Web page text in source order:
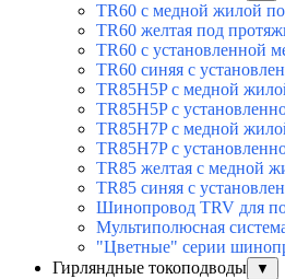
TR60 с медной жилой
TR60 желтая под
TR60 с установленной
TR60 синяя с
TR85H5P с медной
TR85H5P с
TR85H7P с медной
TR85H7P с
TR85 желтая с медной
TR85 синяя с
Шинопровод TRV для
Мультиполюсная
"Цветные" серии
Гирляндные токоподводы
▼